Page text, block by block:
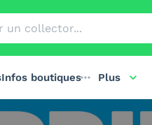
Infos boutiques Plus